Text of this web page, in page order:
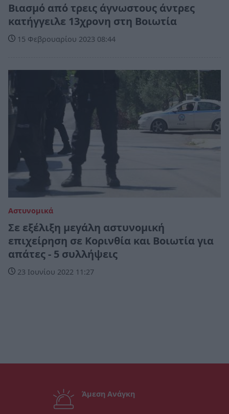
Βιασμό από τρεις άγνωστους άντρες
κατήγγειλε 13χρονη στη Βοιωτία
15 Φεβρουαρίου 2023 08:44
Αστυνομικά
Σε εξέλιξη μεγάλη αστυνομική
επιχείρηση σε Κορινθία και Βοιωτία για
απάτες - 5 συλλήψεις
23 Ιουνίου 2022 11:27
Άμεση Ανάγκη